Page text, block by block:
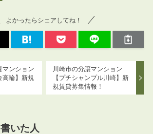
よかったらシェアしてね！
マンション
高輪】新規
川崎市の分譲マンション
【プチシャンプル川崎】新
規賃貸募集情報！
いた人